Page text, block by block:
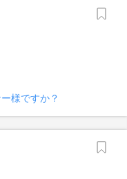
様ですか？